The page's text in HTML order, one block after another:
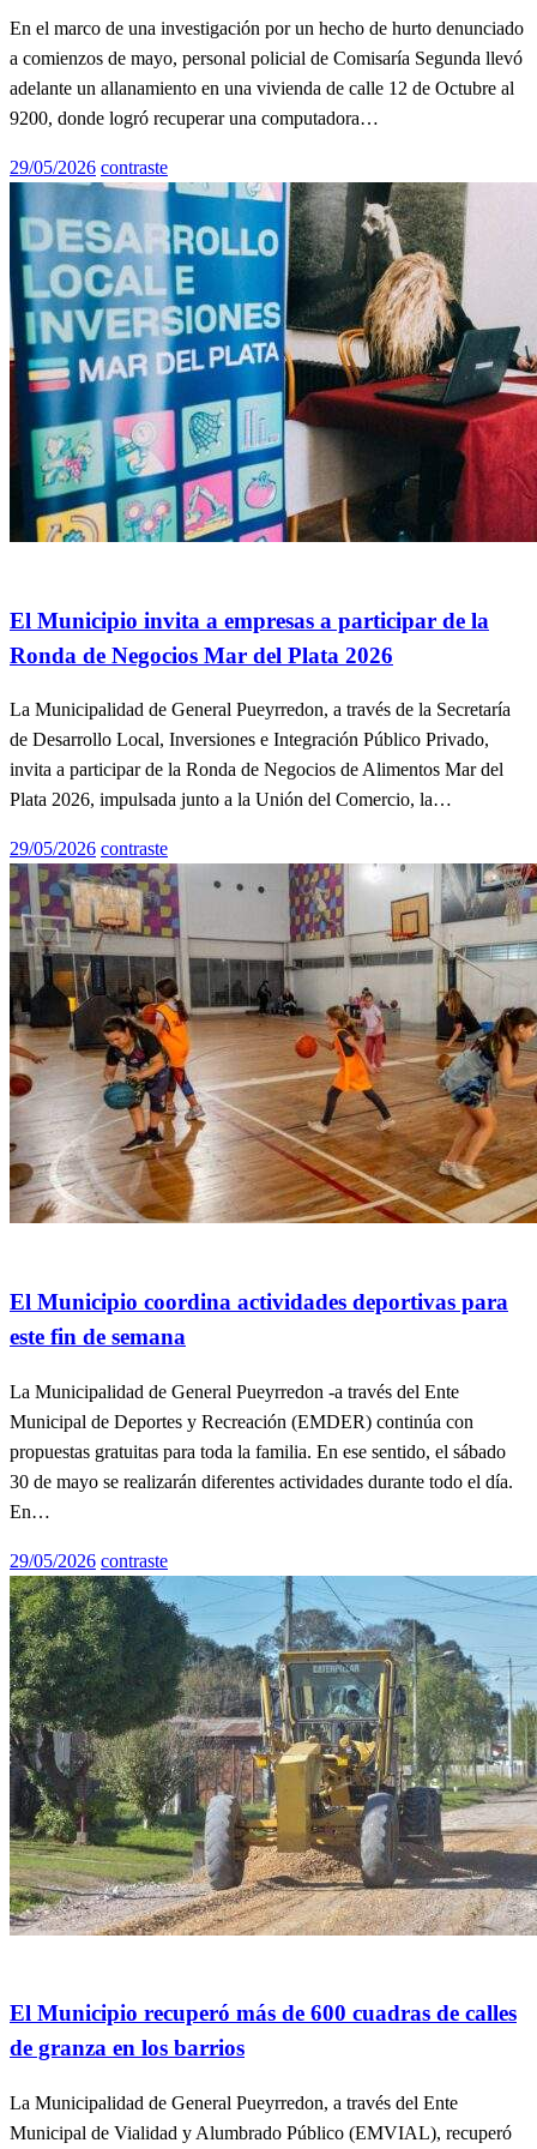
En el marco de una investigación por un hecho de hurto denunciado
a comienzos de mayo, personal policial de Comisaría Segunda llevó
adelante un allanamiento en una vivienda de calle 12 de Octubre al
9200, donde logró recuperar una computadora…
Publicado
29/05/2026 contraste
El Municipio invita a empresas a participar de la
Ronda de Negocios Mar del Plata 2026
La Municipalidad de General Pueyrredon, a través de la Secretaría
de Desarrollo Local, Inversiones e Integración Público Privado,
invita a participar de la Ronda de Negocios de Alimentos Mar del
Plata 2026, impulsada junto a la Unión del Comercio, la…
Publicado
el
29/05/2026 contraste
El Municipio coordina actividades deportivas para
este fin de semana
La Municipalidad de General Pueyrredon -a través del Ente
Municipal de Deportes y Recreación (EMDER) continúa con
propuestas gratuitas para toda la familia. En ese sentido, el sábado
30 de mayo se realizarán diferentes actividades durante todo el día.
En…
Publicado
el
29/05/2026 contraste
El Municipio recuperó más de 600 cuadras de calles
de granza en los barrios
La Municipalidad de General Pueyrredon, a través del Ente
Municipal de Vialidad y Alumbrado Público (EMVIAL), recuperó